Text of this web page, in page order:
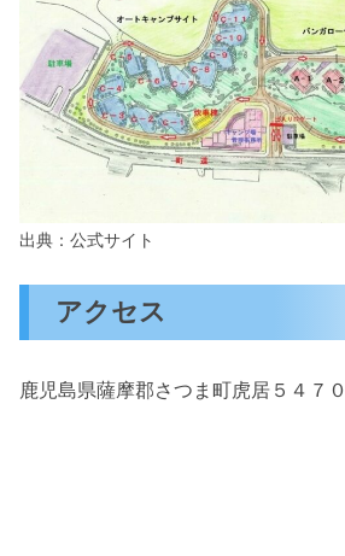
出典：公式サイト
アクセス
鹿児島県薩摩郡さつま町虎居５４７０